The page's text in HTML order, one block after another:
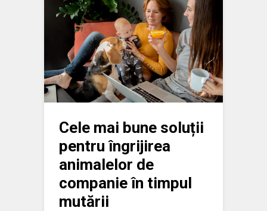
Cele mai bune soluții
pentru îngrijirea
animalelor de
companie în timpul
mutării